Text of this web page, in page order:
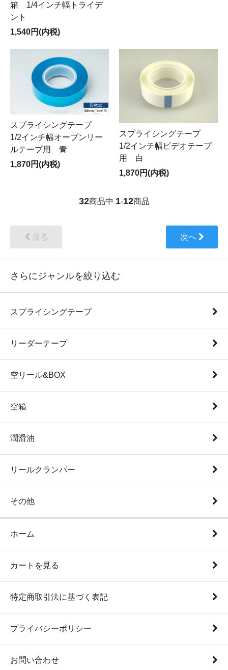
箱 1/4インチ幅トライデ
ント
1,540円(内税)
スプライシングテープ
1/2インチ幅オープンリー
ルテープ用 青
1,870円(内税)
スプライシングテープ
1/2インチ幅ビデオテープ
用 白
1,870円(内税)
32商品中 1-12商品
戻る 次へ
さらにジャンルを絞り込む
スプライシングテープ
リーダーテープ
空リール&BOX
空箱
潤滑油
リールクランパー
その他
ホーム
カートを見る
特定商取引法に基づく表記
プライバシーポリシー
お問い合わせ